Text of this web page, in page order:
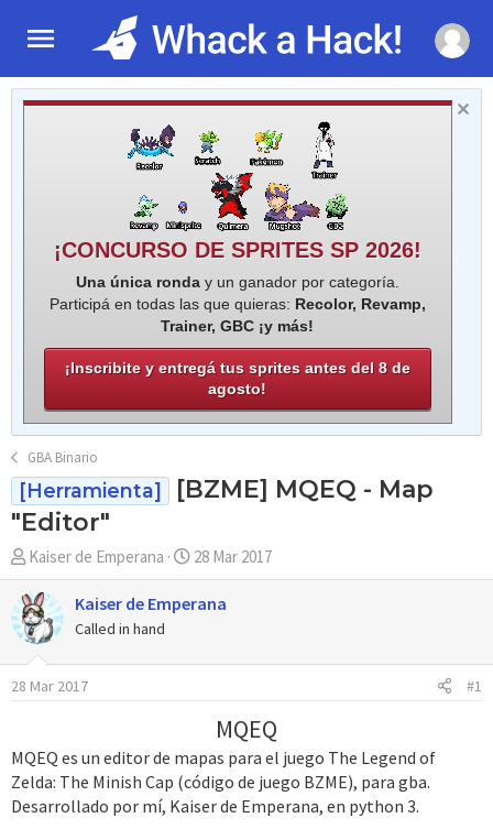
¡CONCURSO DE SPRITES SP 2026!
Una única ronday un ganador por categoría.
Participá en todas las que quieras: Recolor, Revamp,
Trainer, GBC ¡y más!
¡Inscribite y entregá tus sprites antes del 8 de
agosto!
GBA Binario
[Herramienta]
[BZME] MQEQ - Map
"Editor"
A
u
t
o
r
Kaiser de Emperana
F
e
c
d
i
c
i
28 Mar 2017
Kaiser de Emperana
Called in hand
28 Mar 2017 #1
MQEQ
MQEQ es un editor de mapas para el juego The Legend of
Zelda: The Minish Cap (código de juego BZME), para gba.
Desarrollado por mí, Kaiser de Emperana, en python 3.